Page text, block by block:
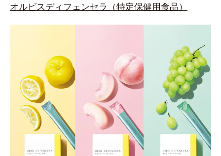
オルビスディフェンセラ（特定保健用食品）